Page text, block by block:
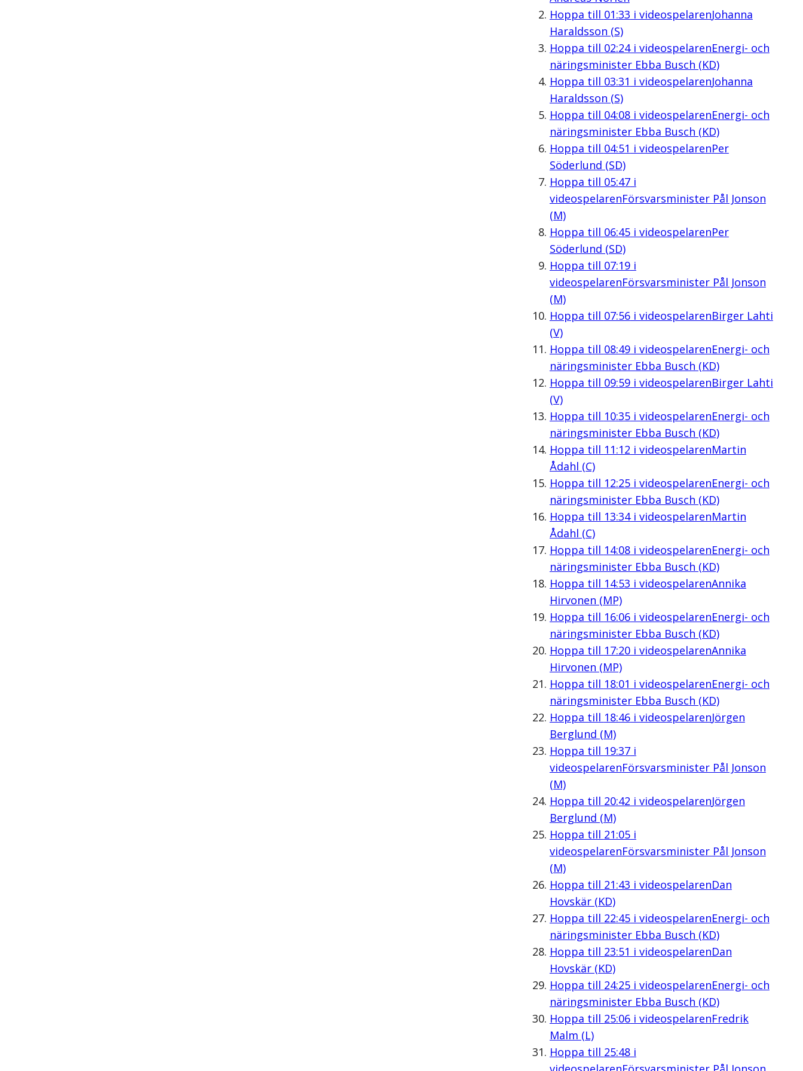
Hoppa till 01:33 i videospelarenJohanna
Haraldsson (S)
Hoppa till 02:24i videospelarenEnergi- och
näringsminister Ebba Busch (KD)
Hoppa till 03:31 i videospelarenJohanna
Haraldsson (S)
Hoppa till 04:08i videospelarenEnergi- och
näringsminister Ebba Busch (KD)
Hoppa till 04:51 i videospelarenPer
Söderlund (SD)
Hoppa till 05:47i
videospelarenFörsvarsminister Pål Jonson
(M)
Hoppa till 06:45i videospelarenPer
Söderlund (SD)
Hoppa till 07:19i
videospelarenFörsvarsminister Pål Jonson
(M)
Hoppa till 07:56i videospelarenBirger Lahti
(V)
Hoppa till 08:49i videospelarenEnergi- och
näringsminister Ebba Busch (KD)
Hoppa till 09:59i videospelarenBirger Lahti
(V)
Hoppa till 10:35i videospelarenEnergi- och
näringsminister Ebba Busch (KD)
Hoppa till 11:12 i videospelarenMartin
Ådahl (C)
Hoppa till 12:25i videospelarenEnergi- och
näringsminister Ebba Busch (KD)
Hoppa till 13:34i videospelarenMartin
Ådahl (C)
Hoppa till 14:08i videospelarenEnergi- och
näringsminister Ebba Busch (KD)
Hoppa till 14:53 i videospelarenAnnika
Hirvonen (MP)
Hoppa till 16:06i videospelarenEnergi- och
näringsminister Ebba Busch (KD)
Hoppa till 17:20i videospelarenAnnika
Hirvonen (MP)
Hoppa till 18:01 i videospelarenEnergi- och
näringsminister Ebba Busch (KD)
Hoppa till 18:46i videospelarenJörgen
Berglund (M)
Hoppa till 19:37i
videospelarenFörsvarsminister Pål Jonson
(M)
Hoppa till 20:42 i videospelarenJörgen
Berglund (M)
Hoppa till 21:05i
videospelarenFörsvarsminister Pål Jonson
(M)
Hoppa till 21:43 i videospelarenDan
Hovskär (KD)
Hoppa till 22:45i videospelarenEnergi- och
näringsminister Ebba Busch (KD)
Hoppa till 23:51 i videospelarenDan
Hovskär (KD)
Hoppa till 24:25i videospelarenEnergi- och
näringsminister Ebba Busch (KD)
Hoppa till 25:06i videospelarenFredrik
Malm (L)
Hoppa till 25:48i